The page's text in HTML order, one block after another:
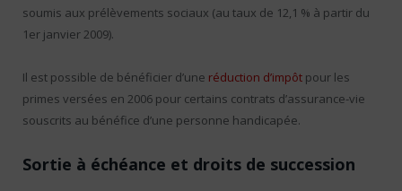
soumis aux prélèvements sociaux (au taux de 12,1 % à partir du
1er janvier 2009).
Il est possible de bénéficier d’une réduction d’impôt pour les
primes versées en 2006 pour certains contrats d’assurance-vie
souscrits au bénéfice d’une personne handicapée.
Sortie à échéance et droits de succession